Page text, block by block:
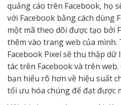
quảng cáo trên Facebook, họ
với Facebook bằng cách dùng
một mã theo dõi được tạo bởi
thêm vào trang web của mình.
Facebook Pixel sẽ thu thập
tác trên Facebook và trên
bạn hiểu rõ hơn về hiệu suất
tối ưu hóa chúng để đạt được